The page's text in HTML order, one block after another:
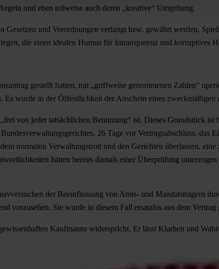
und eben teilweise auch deren „kreative“ Umgehung.
und Verordnungen verlangt bzw. gewährt werden,
die einen idealen Humus für Intransparenz und korruptives
gestellt hatten, mit „griffweise genommenen Zahlen“
wurde in der Öffentlichkeit der Anschein eines
von jeder tatsächlichen Benutzung“ ist. Dieses Grundstück ist
26 Tage vor Vertragsabschluss, das
normalen Verwaltungstrott und den Gerichten überlassen,
hätten bereits damals einer Überprüfung
der Beeinflussung von Amts- und Mandatsträgern
vorzusehen. Sie wurde in diesem Fall ersatzlos aus dem Vertrag
Kaufmanns widerspricht. Er lässt Klarheit und